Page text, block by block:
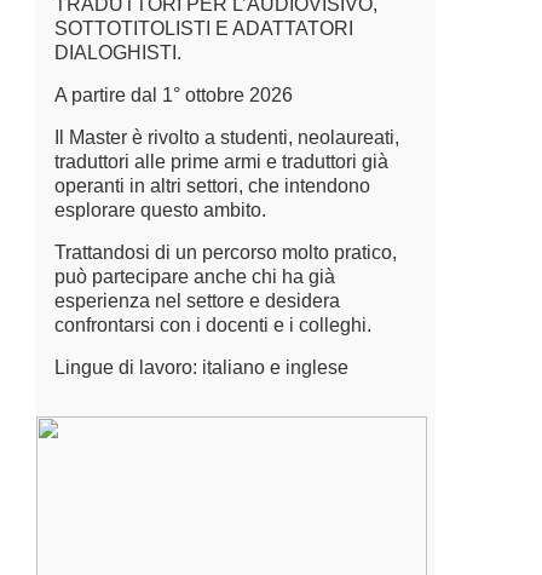
TRADUTTORI PER L’AUDIOVISIVO,
SOTTOTITOLISTI E ADATTATORI
DIALOGHISTI.
A partire dal 1° ottobre 2026
Il Master è rivolto a studenti, neolaureati,
traduttori alle prime armi e traduttori già
operanti in altri settori, che intendono
esplorare questo ambito.
Trattandosi di un percorso molto pratico,
può partecipare anche chi ha già
esperienza nel settore e desidera
confrontarsi con i docenti e i colleghi.
Lingue di lavoro: italiano e inglese